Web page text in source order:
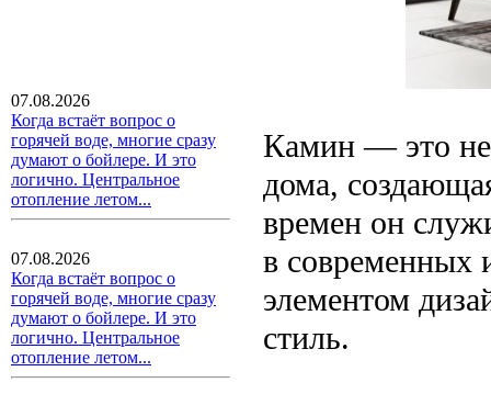
07.08.2026
Когда встаёт вопрос о
горячей воде, многие сразу
думают о бойлере. И это
логично. Центральное
отопление летом...
07.08.2026
Когда встаёт вопрос о
горячей воде, многие сразу
думают о бойлере. И это
логично. Центральное
отопление летом...
Камин — это не
дома,
времен он
в современных
элементом
стиль.